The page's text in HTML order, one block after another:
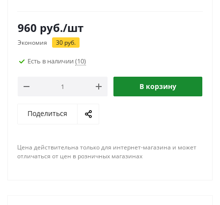
960 руб./шт
Экономия 30 руб.
Есть в наличии (10)
В корзину
Поделиться
Цена действительна только для интернет-магазина и может
отличаться от цен в розничных магазинах